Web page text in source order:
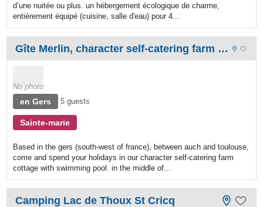
d’une nuitée ou plus. un hébergement écologique de charme,
entièrement équipé (cuisine, salle d'eau) pour 4...
Gîte Merlin, character self-catering farm cottage with swimming pool
No photo
en Gers 5 guests
Sainte-marie
Based in the gers (south-west of france), between auch and toulouse,
come and spend your holidays in our character self-catering farm
cottage with swimming pool. in the middle of...
Camping Lac de Thoux St Cricq